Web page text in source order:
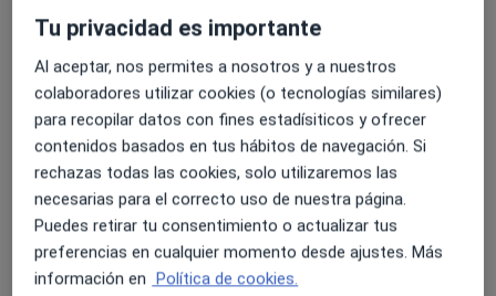
expresión y la esencia de cada paciente. Trabajo con
técnicas seguras y actualizadas para lograr mejoras
sutiles y armónicas.
Principales enfermedades tratadas
Fotoenvejecimiento
Acné
Arrugas faciales y signos del envejecimiento facial
+6a11y_sr_more_diseases
Pacientes que atiendo
Tu privacidad es importante
Al aceptar, nos permites a nosotros y a nuestros
colaboradores utilizar cookies (o tecnologías similares)
para recopilar datos con fines estadísiticos y ofrecer
contenidos basados en tus hábitos de navegación. Si
rechazas todas las cookies, solo utilizaremos las
necesarias para el correcto uso de nuestra página.
Puedes retirar tu consentimiento o actualizar tus
preferencias en cualquier momento desde ajustes. Más
información en Política de cookies.